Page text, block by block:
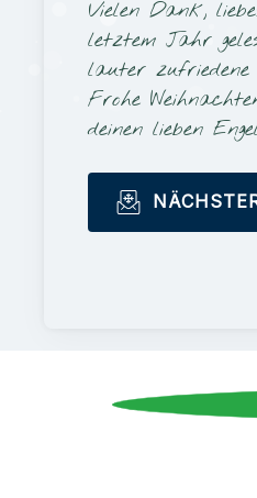
Vielen Dank,
letztem Jahr
lauter zufriedene
Frohe
deinen lieben